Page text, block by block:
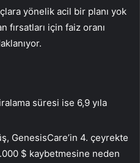
yönelik acil bir planı yok
fırsatları için faiz oranı
süresi ise 6,9 ​​yıla
GenesisCare’in 4. çeyrekte
$ kaybetmesine neden